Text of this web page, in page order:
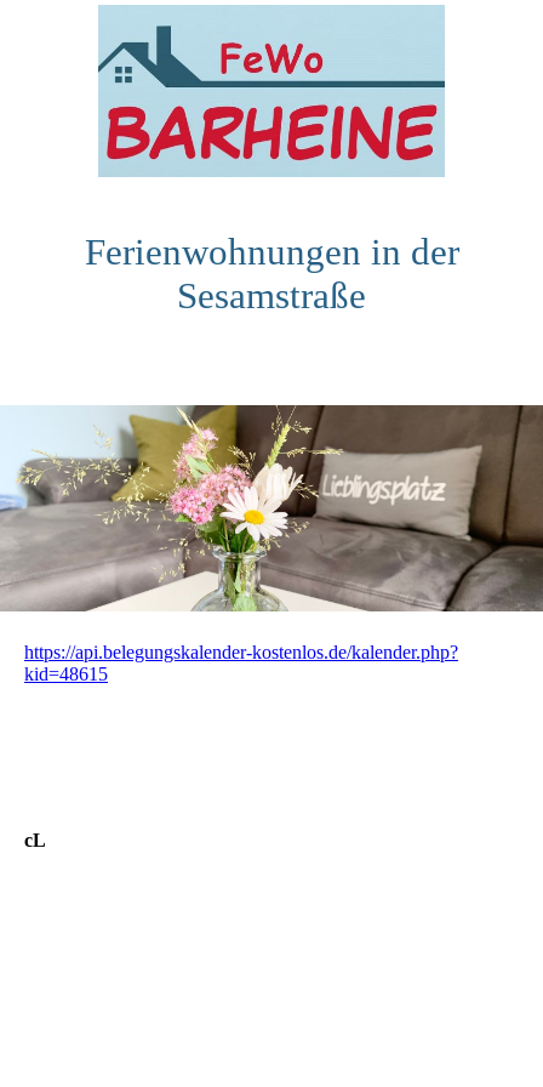
Ferienwohnungen in der
Sesamstraße
https://api.belegungskalender-kostenlos.de/kalender.php?
kid=48615
cL